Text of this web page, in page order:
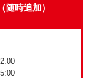
随時追加）